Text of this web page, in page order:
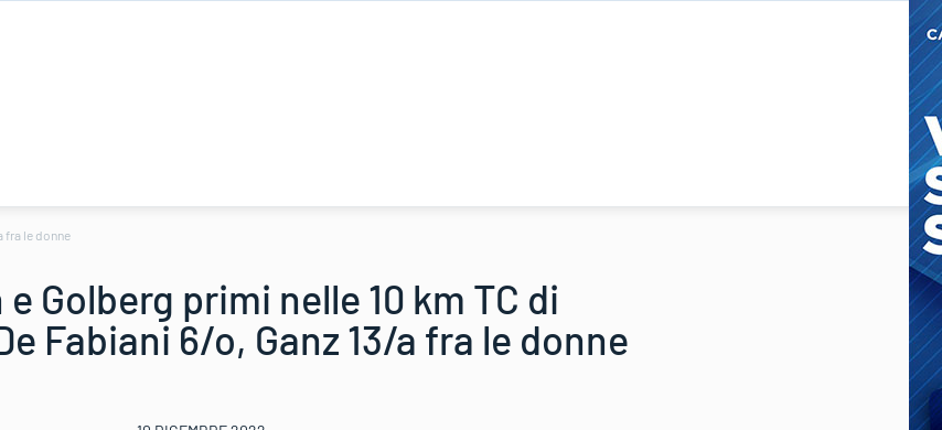
fra le donne
Golberg primi nelle 10 km TC di
Fabiani 6/o, Ganz 13/a fra le donne